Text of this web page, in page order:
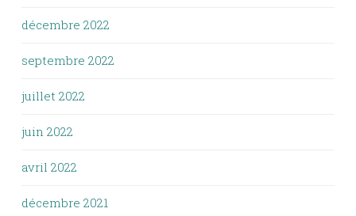
décembre 2022
septembre 2022
juillet 2022
juin 2022
avril 2022
décembre 2021